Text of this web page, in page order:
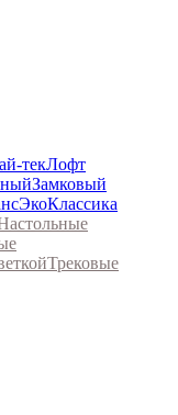
текЛофт
Замковый
ЭкоКлассика
Трековые